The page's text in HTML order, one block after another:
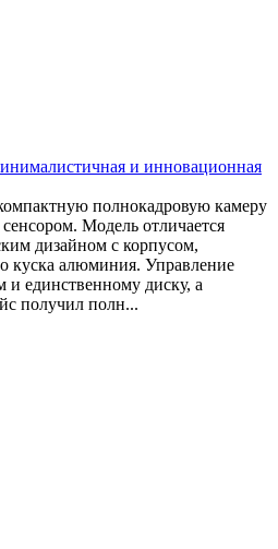
и инновационная
полнокадровую камеру
Модель отличается
дизайном с корпусом,
куска алюминия. Управление
и единственному диску, а
получил полн...